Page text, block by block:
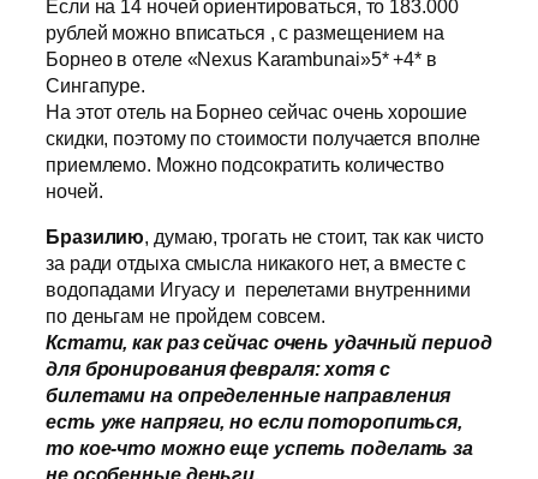
Если на 14 ночей ориентироваться, то 183.000
рублей можно вписаться , с размещением на
Борнео в отеле «Nexus Karambunai»5* +4* в
Сингапуре.
На этот отель на Борнео сейчас очень хорошие
скидки, поэтому по стоимости получается вполне
приемлемо. Можно подсократить количество
ночей.
Бразилию, думаю, трогать не стоит, так как чисто
за ради отдыха смысла никакого нет, а вместе с
водопадами Игуасу и перелетами внутренними
по деньгам не пройдем совсем.
Кстати, как раз сейчас очень удачный период
для бронирования февраля: хотя с
билетами на определенные направления
есть уже напряги, но если поторопиться,
то кое-что можно еще успеть поделать за
не особенные деньги.